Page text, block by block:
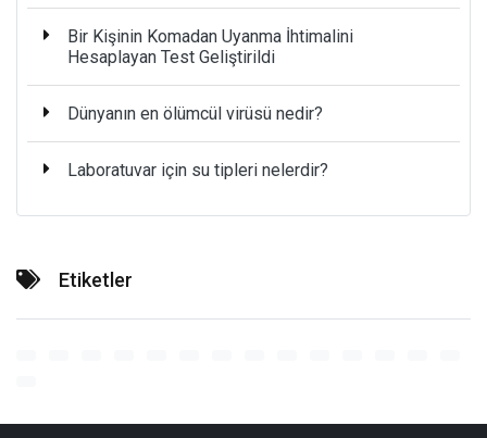
Bir Kişinin Komadan Uyanma İhtimalini
Hesaplayan Test Geliştirildi
Dünyanın en ölümcül virüsü nedir?
Laboratuvar için su tipleri nelerdir?
Etiketler